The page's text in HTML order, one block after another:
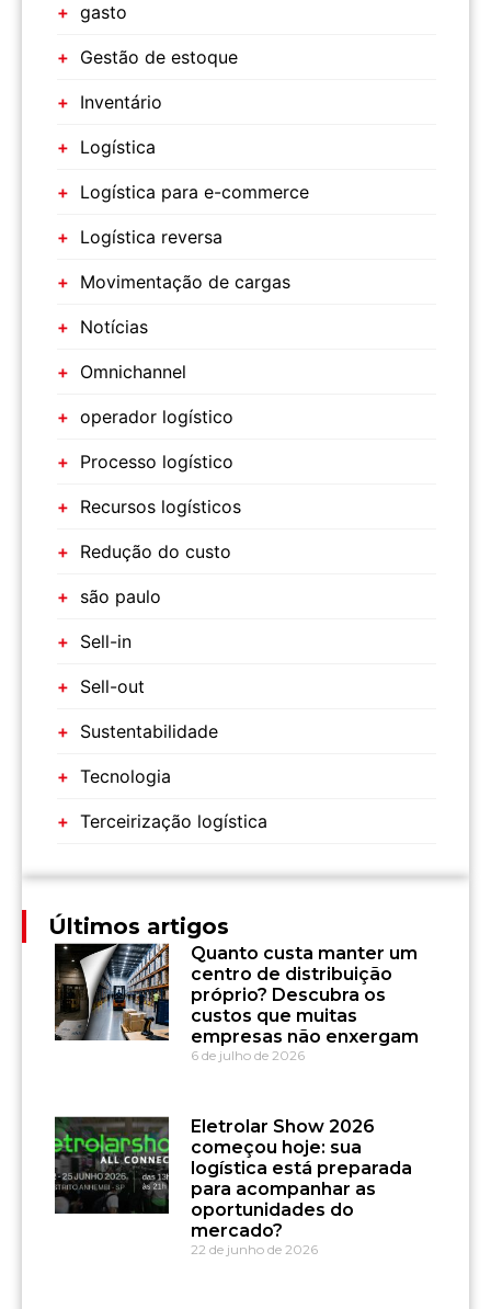
gasto
Gestão de estoque
Inventário
Logística
Logística para e-commerce
Logística reversa
Movimentação de cargas
Notícias
Omnichannel
operador logístico
Processo logístico
Recursos logísticos
Redução do custo
são paulo
Sell-in
Sell-out
Sustentabilidade
Tecnologia
Terceirização logística
Últimos artigos
Quanto custa manter um
centro de distribuição
próprio? Descubra os
custos que muitas
empresas não enxergam
6 de julho de 2026
Eletrolar Show 2026
começou hoje: sua
logística está preparada
para acompanhar as
oportunidades do
mercado?
22 de junho de 2026